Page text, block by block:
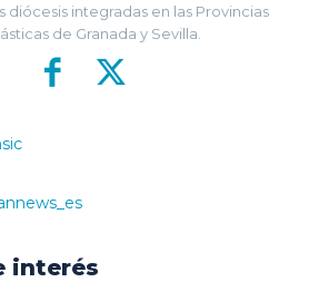
diócesis integradas en las Provincias
de Granada y Sevilla.
interés